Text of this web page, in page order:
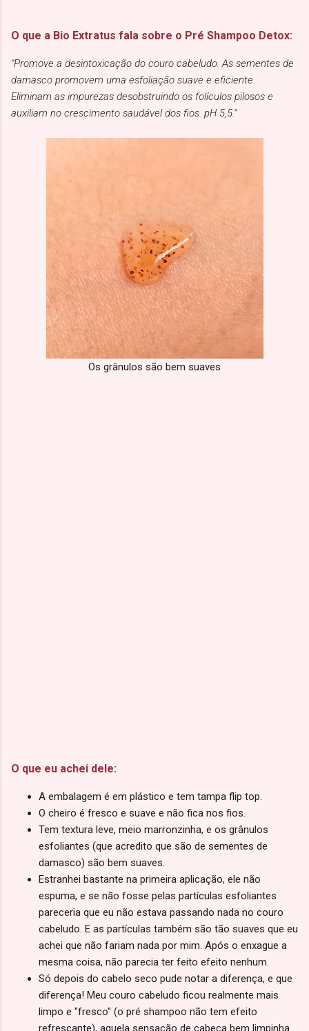
O que a Bio Extratus fala sobre o Pré Shampoo Detox:
"Promove a desintoxicação do couro cabeludo. As sementes de
damasco promovem uma esfoliação suave e eficiente.
Eliminam as impurezas desobstruindo os folículos pilosos e
auxiliam no crescimento saudável dos fios. pH 5,5."
Os grânulos são bem suaves
O que eu achei dele:
A embalagem é em plástico e tem tampa flip top.
O cheiro é fresco e suave e não fica nos fios.
Tem textura leve, meio marronzinha, e os grânulos
esfoliantes (que acredito que são de sementes de
damasco) são bem suaves.
Estranhei bastante na primeira aplicação, ele não
espuma, e se não fosse pelas partículas esfoliantes
pareceria que eu não estava passando nada no couro
cabeludo. E as partículas também são tão suaves que eu
achei que não fariam nada por mim. Após o enxague a
mesma coisa, não parecia ter feito efeito nenhum.
Só depois do cabelo seco pude notar a diferença, e que
diferença! Meu couro cabeludo ficou realmente mais
limpo e "fresco" (o pré shampoo não tem efeito
refrescante), aquela sensação de cabeça bem limpinha